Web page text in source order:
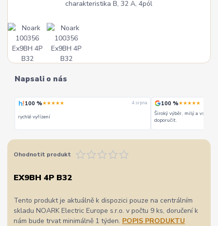
Napsali o nás
100 %★★★★★ 4. srpna
rychlé vyřízení
100 %★★★★★
Široký výběr, milý a
doporučit.
Ohodnotit produkt
EX9BH 4P B32
Tento produkt je aktuálně k dispozici pouze na centrálním
skladu NOARK Electric Europe s.r.o. v počtu 9 ks, doručení k
nám bude trvat minimálně 1 týden. POPIS PRODUKTU